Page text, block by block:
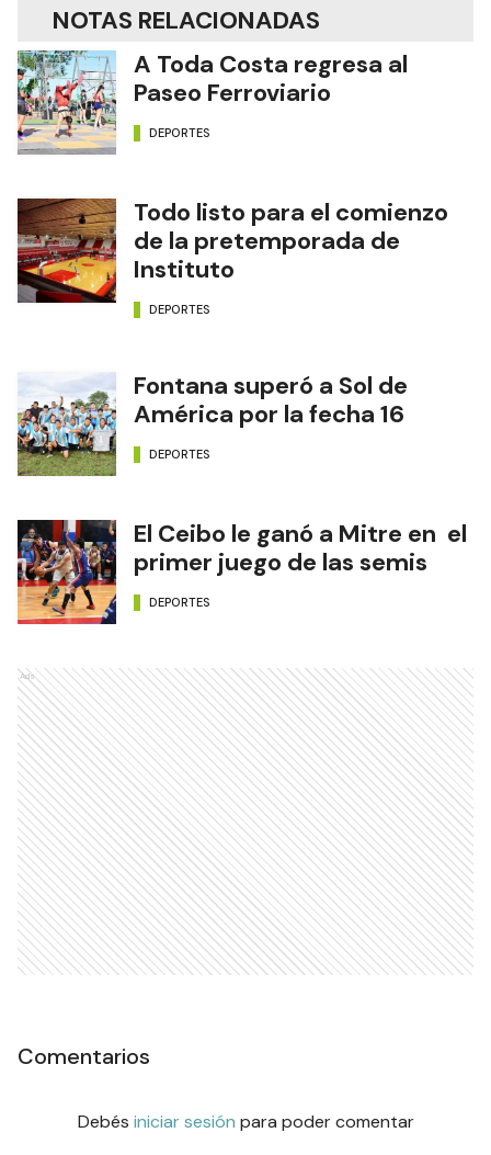
NOTAS RELACIONADAS
A Toda Costa regresa al
Paseo Ferroviario
DEPORTES
Todo listo para el comienzo
de la pretemporada de
Instituto
DEPORTES
Fontana superó a Sol de
América por la fecha 16
DEPORTES
El Ceibo le ganó a Mitre en el
primer juego de las semis
DEPORTES
Ads
Comentarios
Debés iniciar sesión para poder comentar